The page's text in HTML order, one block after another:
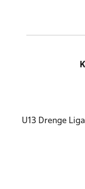
U13 Drenge